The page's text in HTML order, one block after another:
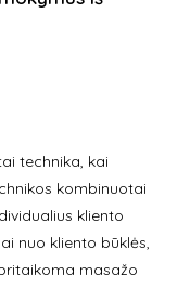
technika, kai
kombinuotai
kliento
nuo kliento būklės,
masažo